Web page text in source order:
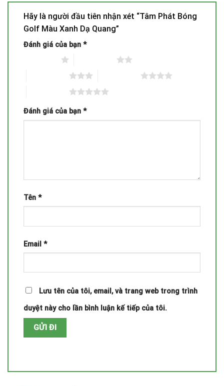
Hãy là người đầu tiên nhận xét “Tâm Phát Bóng
Golf Màu Xanh Dạ Quang”
Đánh giá của bạn *
Đánh giá của bạn *
Tên *
Email *
Lưu tên của tôi, email, và trang web trong trình
duyệt này cho lần bình luận kế tiếp của tôi.